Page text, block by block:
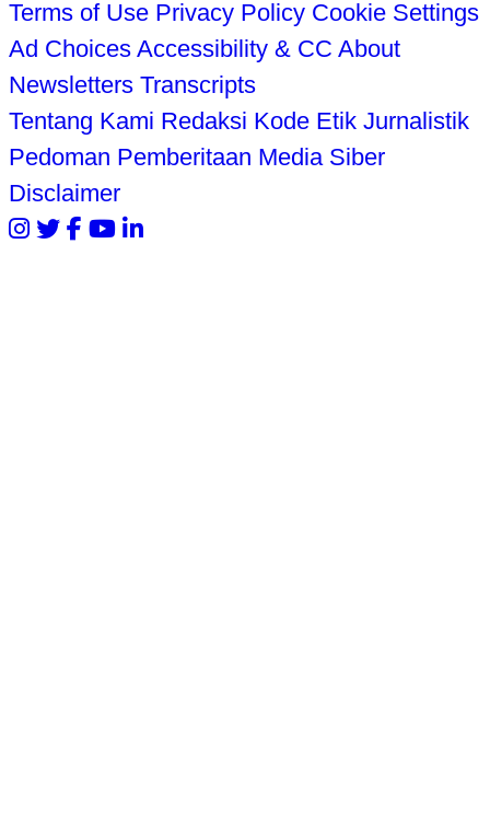
Terms of Use Privacy Policy Cookie Settings
Ad Choices Accessibility & CC About
Newsletters Transcripts
Tentang Kami Redaksi Kode Etik Jurnalistik
Pedoman Pemberitaan Media Siber
Disclaimer